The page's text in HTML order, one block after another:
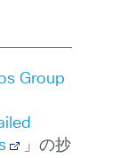
Group
」の抄